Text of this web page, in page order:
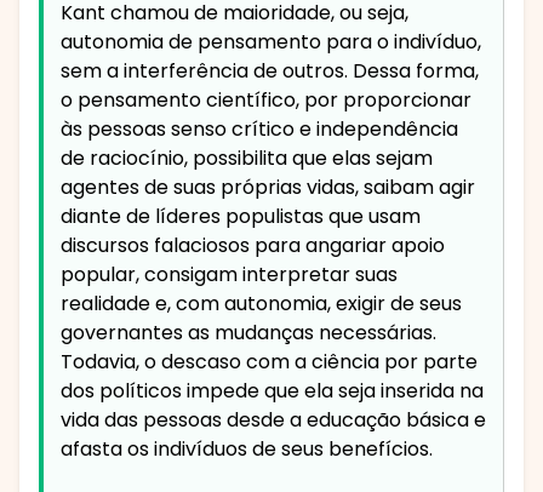
Kant chamou de maioridade, ou seja,
autonomia de pensamento para o indivíduo,
sem a interferência de outros. Dessa forma,
o pensamento científico, por proporcionar
às pessoas senso crítico e independência
de raciocínio, possibilita que elas sejam
agentes de suas próprias vidas, saibam agir
diante de líderes populistas que usam
discursos falaciosos para angariar apoio
popular, consigam interpretar suas
realidade e, com autonomia, exigir de seus
governantes as mudanças necessárias.
Todavia, o descaso com a ciência por parte
dos políticos impede que ela seja inserida na
vida das pessoas desde a educação básica e
afasta os indivíduos de seus benefícios.